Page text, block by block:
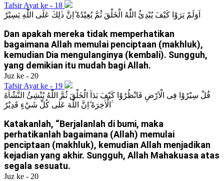
Tafsir Ayat ke - 18
اَوَلَمْ يَرَوْا كَيْفَ يُبْدِئُ اللّٰهُ الْخَلْقَ ثُمَّ يُعِيْدُهٗ ۗاِنَّ ذٰلِكَ عَلَى اللّٰهِ يَسِيْرٌ
Dan apakah mereka tidak memperhatikan
bagaimana Allah memulai penciptaan (makhluk),
kemudian Dia mengulanginya (kembali). Sungguh,
yang demikian itu mudah bagi Allah.
Juz ke - 20
Tafsir Ayat ke - 19
قُلْ سِيْرُوْا فِى الْاَرْضِ فَانْظُرُوْا كَيْفَ بَدَاَ الْخَلْقَ ثُمَّ اللّٰهُ يُنْشِئُ النَّشْاَةَ
الْاٰخِرَةَ ۗاِنَّ اللّٰهَ عَلٰى كُلِّ شَيْءٍ قَدِيْرٌ ۚ
Katakanlah, “Berjalanlah di bumi, maka
perhatikanlah bagaimana (Allah) memulai
penciptaan (makhluk), kemudian Allah menjadikan
kejadian yang akhir. Sungguh, Allah Mahakuasa atas
segala sesuatu.
Juz ke - 20